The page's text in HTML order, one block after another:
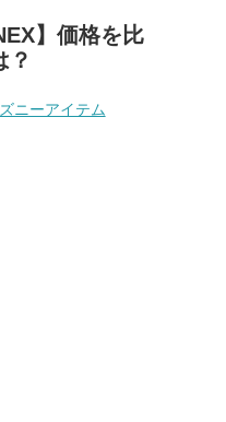
】価格を比
？
ニーアイテム